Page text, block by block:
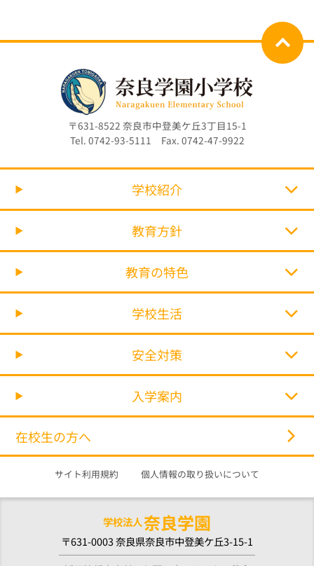
〒631-8522 奈良市中登美ケ丘3丁目15-1
Tel. 0742-93-5111 Fax. 0742-47-9922
学校紹介
教育方針
教育の特色
学校生活
安全対策
入学案内
在校生の方へ
サイト利用規約 個人情報の取り扱いについて
学校法人奈良学園
〒631-0003 奈良県奈良市中登美ケ丘3-15-1